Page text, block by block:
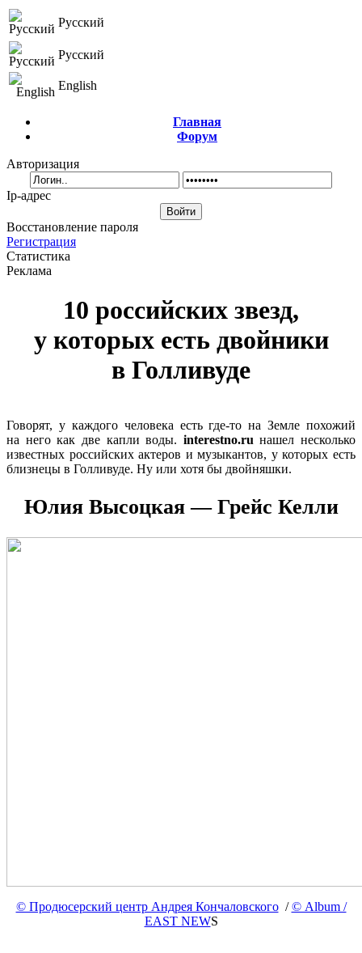
Русский
Русский
English
Главная
Форум
Авторизация
Ip-адрес
Восстановление пароля
Регистрация
Статистика
Реклама
10 российских звезд,
у которых есть двойники
в Голливуде
Говорят, у каждого человека есть где-то на Земле похожий
на него как две капли воды. interestno.ru нашел несколько
известных российских актеров и музыкантов, у которых есть
близнецы в Голливуде. Ну или хотя бы двойняшки.
Юлия Высоцкая — Грейс Келли
© Продюсерский центр Андрея Кончаловского/© Album /
EAST NEWS